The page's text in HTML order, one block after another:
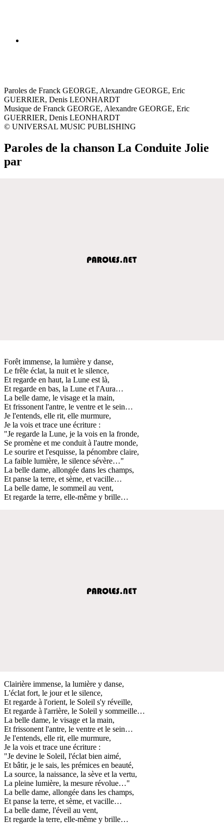
Paroles de Franck GEORGE, Alexandre GEORGE, Eric
GUERRIER, Denis LEONHARDT
Musique de Franck GEORGE, Alexandre GEORGE, Eric
GUERRIER, Denis LEONHARDT
© UNIVERSAL MUSIC PUBLISHING
Paroles de la chanson La Conduite Jolie
par
Forêt immense, la lumière y danse,
Le frêle éclat, la nuit et le silence,
Et regarde en haut, la Lune est là,
Et regarde en bas, la Lune et l'Aura…
La belle dame, le visage et la main,
Et frissonent l'antre, le ventre et le sein…
Je l'entends, elle rit, elle murmure,
Je la vois et trace une écriture :
"Je regarde la Lune, je la vois en la fronde,
Se promène et me conduit à l'autre monde,
Le sourire et l'esquisse, la pénombre claire,
La faible lumière, le silence sévère…"
La belle dame, allongée dans les champs,
Et panse la terre, et sème, et vacille…
La belle dame, le sommeil au vent,
Et regarde la terre, elle-même y brille…
Clairière immense, la lumière y danse,
L'éclat fort, le jour et le silence,
Et regarde à l'orient, le Soleil s'y réveille,
Et regarde à l'arrière, le Soleil y sommeille…
La belle dame, le visage et la main,
Et frissonent l'antre, le ventre et le sein…
Je l'entends, elle rit, elle murmure,
Je la vois et trace une écriture :
"Je devine le Soleil, l'éclat bien aimé,
Et bâtir, je le sais, les prémices en beauté,
La source, la naissance, la sève et la vertu,
La pleine lumière, la mesure révolue…"
La belle dame, allongée dans les champs,
Et panse la terre, et sème, et vacille…
La belle dame, l'éveil au vent,
Et regarde la terre, elle-même y brille…